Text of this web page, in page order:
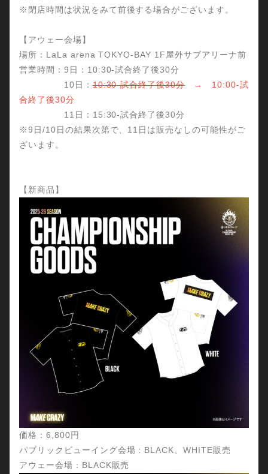
※閉店時間は状況をみて前後する場合がございます。
【アウェー会場】
場所：LaLa arena TOKYO-BAY 1F屋外サブアリーナ前
営業時間：9日：10:30-試合終了後30分
10日：10:30-試合終了後30分 → 10:00-試
合終了後30分
11日：15:30-試合終了後30分
※9日/10日の結果次第で、11日は販売なしの可能性がご
ざいます。
【新商品】
価格：6,800円
パブリックビューイング会場：BLACK、WHITE販売
アウェー会場：BLACK販売